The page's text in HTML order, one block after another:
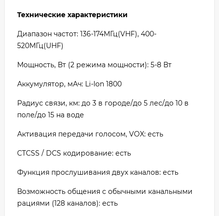
Технические характеристики
Диапазон частот: 136-174МГц(VHF), 400-
520МГц(UHF)
Мощность, Вт (2 режима мощности): 5-8 Вт
Аккумулятор, мАч: Li-Ion 1800
Радиус связи, км: до 3 в городе/до 5 лес/до 10 в
поле/до 15 на воде
Активация передачи голосом, VOX: есть
CTCSS / DCS кодирование: есть
Функция прослушивания двух каналов: есть
Возможность общения с обычными канальными
рациями (128 каналов): есть